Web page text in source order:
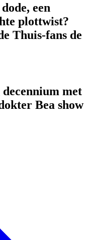
een
plottwist?
Thuis-fans de
met
Bea show